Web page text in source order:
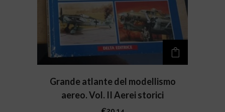
Grande atlante del modellismo
aereo. Vol. II Aerei storici